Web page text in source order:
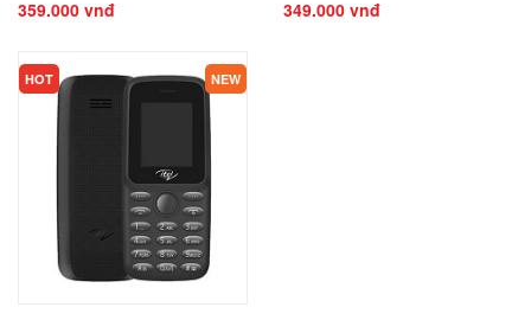
359.000 vnđ
349.000 vnđ
HOT NEW